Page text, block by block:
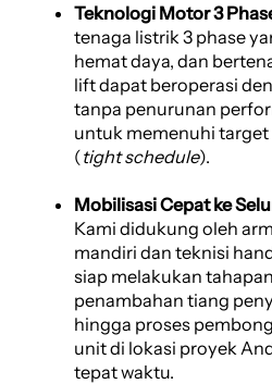
Teknologi Motor 3
tenaga listrik 3 phase
hemat daya, dan
lift dapat beroperasi
tanpa penurunan
untuk memenuhi
(tight schedule).
Mobilisasi Cepat ke
Kami didukung oleh
mandiri dan teknisi
siap melakukan
penambahan tiang
hingga proses
unit di lokasi proyek
tepat waktu.